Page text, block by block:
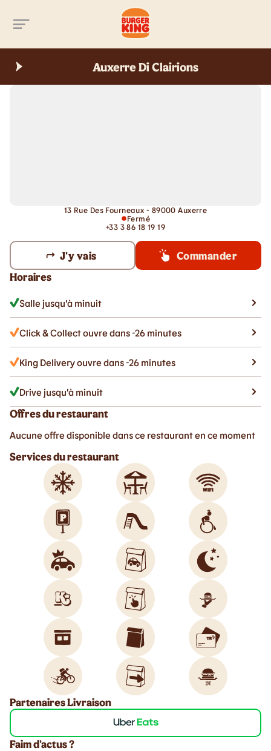
Auxerre Di Clairions
13 Rue Des Fourneaux - 89000 Auxerre
Fermé
+33 3 86 18 19 19
J'y vais
Commander
Horaires
Salle jusqu'à minuit
Click & Collect ouvre dans -26 minutes
King Delivery ouvre dans -26 minutes
Drive jusqu'à minuit
Offres du restaurant
Aucune offre disponible dans ce restaurant en ce moment
Services du restaurant
Partenaires Livraison
Faim d'actus ?